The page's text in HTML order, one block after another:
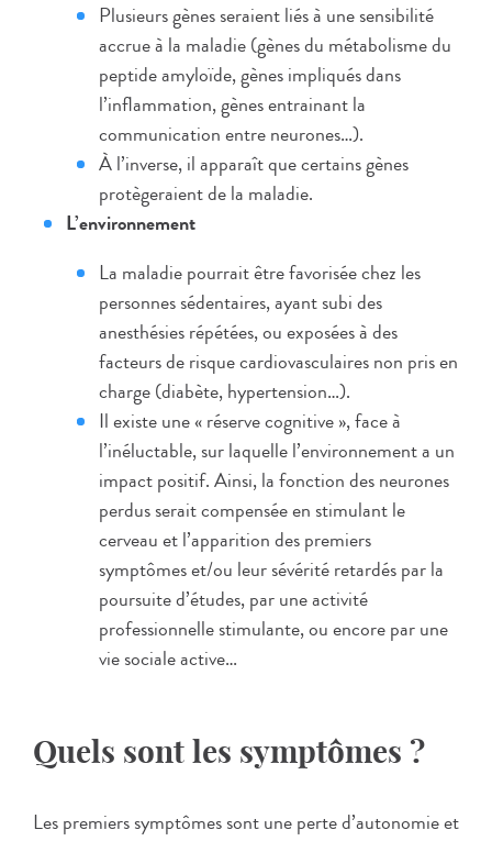
Plusieurs gènes seraient liés à une sensibilité
accrue à la maladie (gènes du métabolisme du
peptide amyloïde, gènes impliqués dans
l’inflammation, gènes entrainant la
communication entre neurones…).
À l’inverse, il apparaît que certains gènes
protègeraient de la maladie.
L’environnement
La maladie pourrait être favorisée chez les
personnes sédentaires, ayant subi des
anesthésies répétées, ou exposées à des
facteurs de risque cardiovasculaires non pris en
charge (diabète, hypertension…).
Il existe une « réserve cognitive », face à
l’inéluctable, sur laquelle l’environnement a un
impact positif. Ainsi, la fonction des neurones
perdus serait compensée en stimulant le
cerveau et l’apparition des premiers
symptômes et/ou leur sévérité retardés par la
poursuite d’études, par une activité
professionnelle stimulante, ou encore par une
vie sociale active…
Quels sont les symptômes ?
Les premiers symptômes sont une perte d’autonomie et